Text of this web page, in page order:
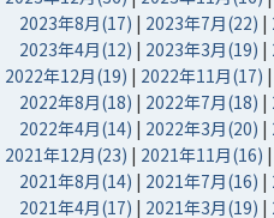
2023年8月(17) | 2023年7月(22) |
2023年4月(12) | 2023年3月(19) |
2022年12月(19) | 2022年11月(17) |
2022年8月(18) | 2022年7月(18) |
2022年4月(14) | 2022年3月(20) |
2021年12月(23) | 2021年11月(16) |
2021年8月(14) | 2021年7月(16) |
2021年4月(17) | 2021年3月(19) |